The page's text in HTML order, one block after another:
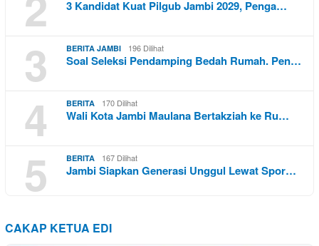
3 Kandidat Kuat Pilgub Jambi 2029, Penga…
3 BERITA JAMBI 196 Dilihat
Soal Seleksi Pendamping Bedah Rumah. Pen…
4 BERITA 170 Dilihat
Wali Kota Jambi Maulana Bertakziah ke Ru…
5 BERITA 167 Dilihat
Jambi Siapkan Generasi Unggul Lewat Spor…
CAKAP KETUA EDI